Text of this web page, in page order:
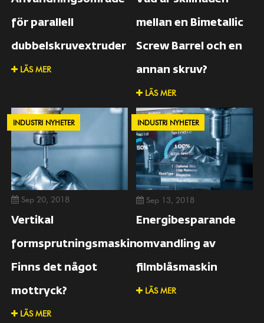
för parallell
dubbelskruvextruder
LÄS MER
mellan en Bimetallic
Screw Barrel och en
annan skruv?
LÄS MER
INDUSTRI NYHETER
Sep 20, 2018
Vertikal
formsprutningsmaskin
Finns det något
mottryck?
LÄS MER
INDUSTRI NYHETER
Sep 13, 2018
Energibesparande
omvandling av
filmblåsmaskin
LÄS MER